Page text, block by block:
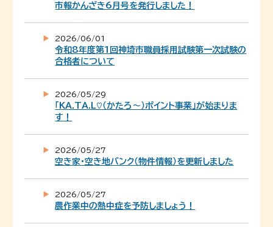
市報かんざき6月号を発行しました！
2026/06/01
令和8年度第1回神埼市職員採用試験第一次試験の
合格者について
2026/05/29
「KA.TA.L♡（かたろ～）ポイント事業」が始まりま
す！
2026/05/27
空き家・空き地バンク（物件情報）を更新しました
2026/05/27
農作業中の熱中症を予防しましょう！